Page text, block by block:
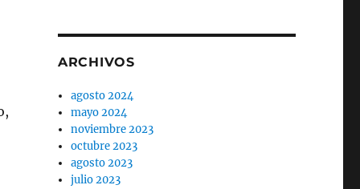
ARCHIVOS
agosto 2024
mayo 2024
noviembre 2023
octubre 2023
agosto 2023
julio 2023